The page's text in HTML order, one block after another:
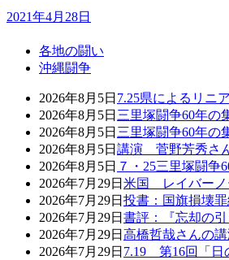
2021年4月28日
各地の闘い
沖縄闘争
2026年8月5日 7.25県によるリニ
2026年8月5日 三里塚闘争60年の
2026年8月5日 三里塚闘争60年の
2026年8月5日 講演 菅野芳秀さ
2026年8月5日 ７・25三里塚闘争
2026年7月29日 米国 レイバーノ
2026年7月29日 投書：国旗損壊
2026年7月29日 書評：『忘却の引
2026年7月29日 高橋哲哉さんの
2026年7月29日 7.19 第16回「日